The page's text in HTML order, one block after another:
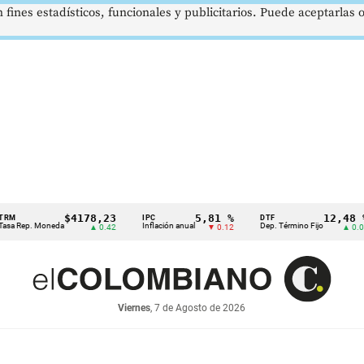
Moneda
$4178,23
▲ 0.42 Inflación anual
5,81 %
▼ 0.12 Dep. Término Fijo
12,48 %
▲ 0.05
Viernes, 7 de Agosto de 2026
estadísticos, funcionales y publicitarios. Puede aceptarlas